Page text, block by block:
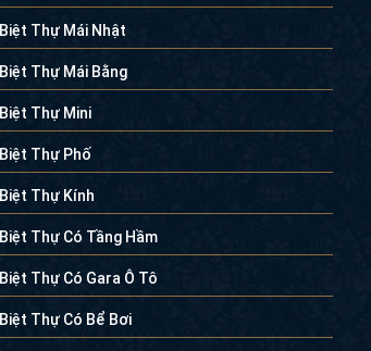
Biệt Thự Mái Nhật
Biệt Thự Mái Bằng
Biệt Thự Mini
Biệt Thự Phố
Biệt Thự Kính
Biệt Thự Có Tầng Hầm
Biệt Thự Có Gara Ô Tô
Biệt Thự Có Bể Bơi